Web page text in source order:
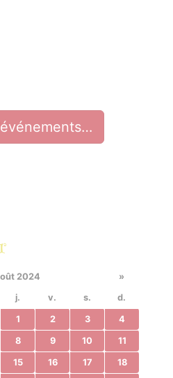
2024
»
j. v. s. d.
1 2 3 4
8 9 10 11
15 16 17 18